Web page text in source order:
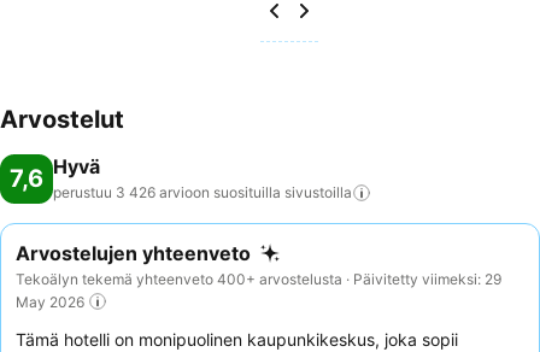
Arvostelut
7,6 Hyvä
perustuu 3 426 arvioon suosituilla sivustoilla
Arvostelujen yhteenveto
Tekoälyn tekemä yhteenveto 400+ arvostelusta · Päivitetty viimeksi: 29
May 2026
Tämä hotelli on monipuolinen kaupunkikeskus, joka sopii